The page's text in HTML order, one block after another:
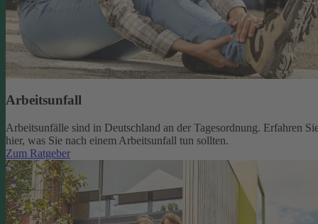
Arbeitsunfall
Arbeitsunfälle sind in Deutschland an der Tagesordnung. Erfahren
hier, was Sie nach einem Arbeitsunfall tun sollten.
Zum Ratgeber